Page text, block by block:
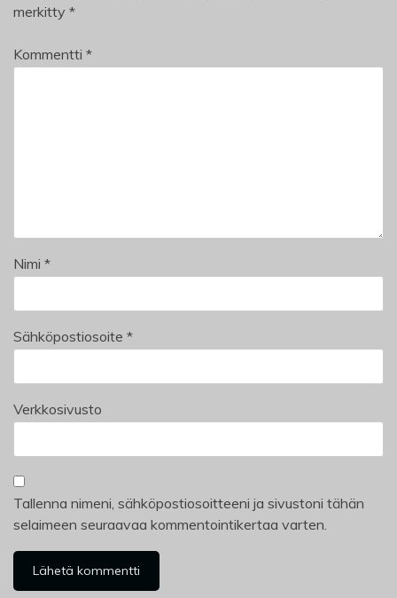
merkitty *
Kommentti *
Nimi *
Sähköpostiosoite *
Verkkosivusto
Tallenna nimeni, sähköpostiosoitteeni ja sivustoni tähän
selaimeen seuraavaa kommentointikertaa varten.